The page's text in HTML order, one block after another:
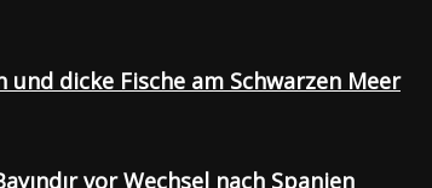
dicke Fische am Schwarzen Meer
vor Wechsel nach Spanien